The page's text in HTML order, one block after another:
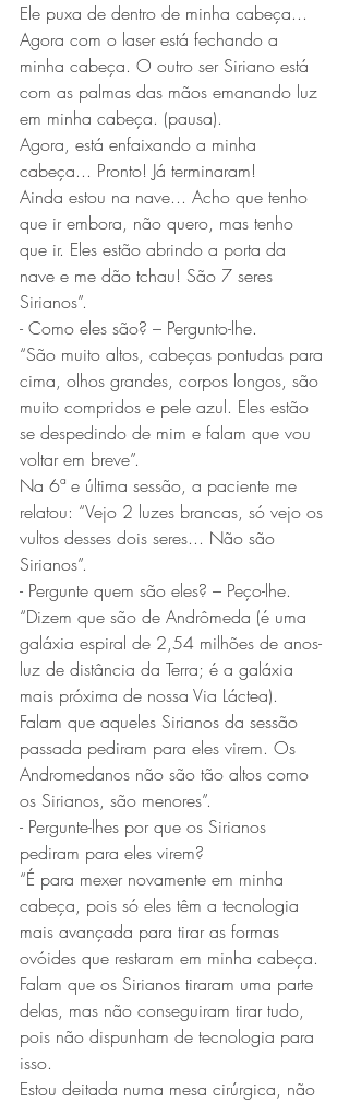
Ele puxa de dentro de minha cabeça...
Agora com o laser está fechando a
minha cabeça. O outro ser Siriano está
com as palmas das mãos emanando luz
em minha cabeça. (pausa).
Agora, está enfaixando a minha
cabeça... Pronto! Já terminaram!
Ainda estou na nave... Acho que tenho
que ir embora, não quero, mas tenho
que ir. Eles estão abrindo a porta da
nave e me dão tchau! São 7 seres
Sirianos”.
- Como eles são? – Pergunto-lhe.
“São muito altos, cabeças pontudas para
cima, olhos grandes, corpos longos, são
muito compridos e pele azul. Eles estão
se despedindo de mim e falam que vou
voltar em breve”.
Na 6ª e última sessão, a paciente me
relatou: “Vejo 2 luzes brancas, só vejo os
vultos desses dois seres... Não são
Sirianos”.
- Pergunte quem são eles? – Peço-lhe.
“Dizem que são de Andrômeda (é uma
galáxia espiral de 2,54 milhões de anos-
luz de distância da Terra; é a galáxia
mais próxima de nossa Via Láctea).
Falam que aqueles Sirianos da sessão
passada pediram para eles virem. Os
Andromedanos não são tão altos como
os Sirianos, são menores”.
- Pergunte-lhes por que os Sirianos
pediram para eles virem?
“É para mexer novamente em minha
cabeça, pois só eles têm a tecnologia
mais avançada para tirar as formas
ovóides que restaram em minha cabeça.
Falam que os Sirianos tiraram uma parte
delas, mas não conseguiram tirar tudo,
pois não dispunham de tecnologia para
isso.
Estou deitada numa mesa cirúrgica, não